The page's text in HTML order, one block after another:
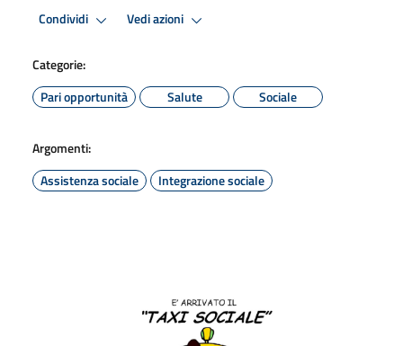
Condividi Vedi azioni
Categorie:
Pari opportunità
Salute Sociale
Argomenti:
Assistenza sociale
Integrazione sociale